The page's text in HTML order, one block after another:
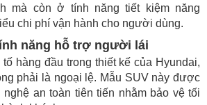
mà còn ở tính năng tiết kiệm năng
chi phí vận hành cho người dùng.
năng hỗ trợ người lái
hàng đầu trong thiết kế của Hyundai,
phải là ngoại lệ. Mẫu SUV này được
an toàn tiên tiến nhằm bảo vệ tối